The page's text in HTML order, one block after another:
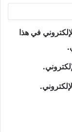
في هذا